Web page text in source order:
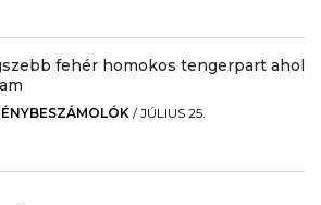
fehér homokos tengerpart ahol
/JÚLIUS 25.